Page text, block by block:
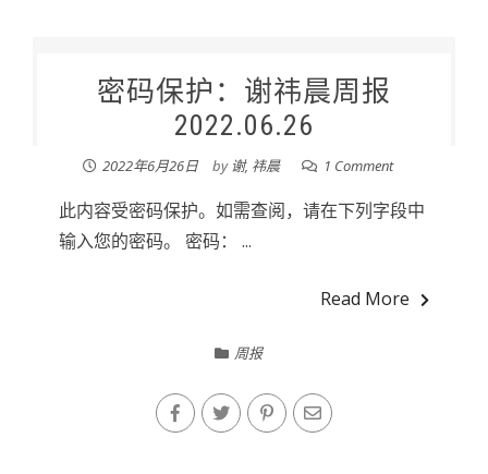
密码保护：谢祎晨周报
2022.06.26
2022年6月26日 by谢, 祎晨 1 Comment
此内容受密码保护。如需查阅，请在下列字段中
输入您的密码。 密码： ...
Read More
周报